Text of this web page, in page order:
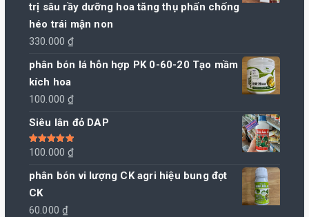
trị sâu rầy dưỡng hoa tăng thụ phấn chống
héo trái mận non
330.000₫
phân bón lá hỗn hợp PK 0-60-20 Tạo mầm
kích hoa
100.000₫
Siêu lân đỏ DAP
Được xếp
hạng 5.00 5
100.000₫
phân bón vi lượng CK agri hiệu bung đọt
CK
60.000₫